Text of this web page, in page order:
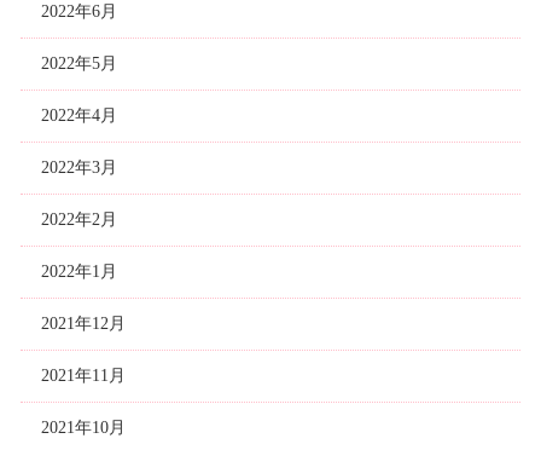
2022年6月
2022年5月
2022年4月
2022年3月
2022年2月
2022年1月
2021年12月
2021年11月
2021年10月